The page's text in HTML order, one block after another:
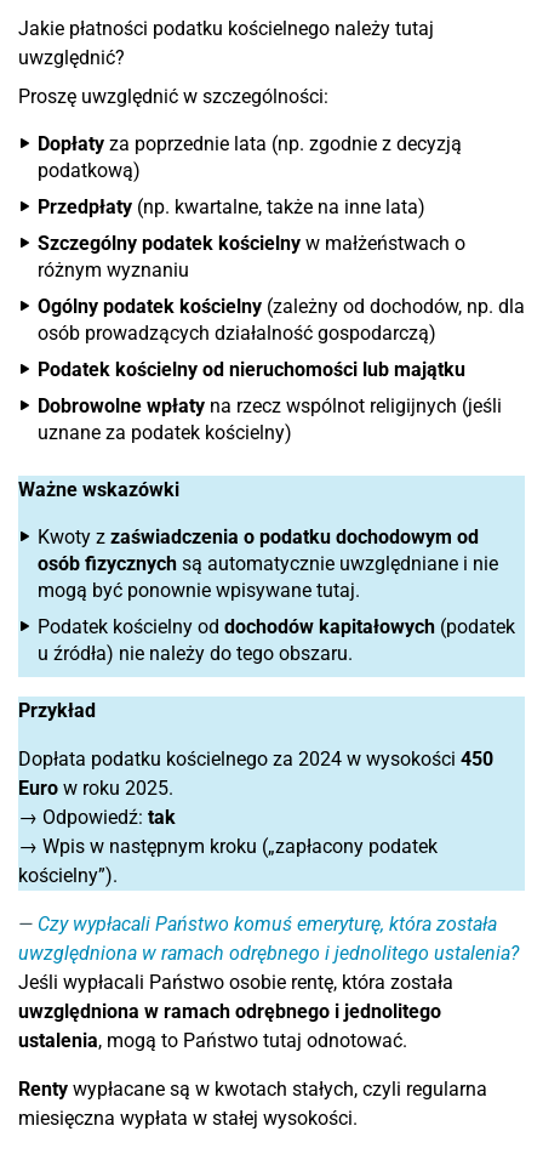
Jakie płatności podatku kościelnego należy tutaj
uwzględnić?
Proszę uwzględnić w szczególności:
Dopłaty za poprzednie lata (np. zgodnie z decyzją
podatkową)
Przedpłaty (np. kwartalne, także na inne lata)
Szczególny podatek kościelny w małżeństwach o
różnym wyznaniu
Ogólny podatek kościelny (zależny od dochodów, np. dla
osób prowadzących działalność gospodarczą)
Podatek kościelny od nieruchomości lub majątku
Dobrowolne wpłaty na rzecz wspólnot religijnych (jeśli
uznane za podatek kościelny)
Ważne wskazówki
Kwoty z zaświadczenia o podatku dochodowym od
osób fizycznych są automatycznie uwzględniane i nie
mogą być ponownie wpisywane tutaj.
Podatek kościelny od dochodów kapitałowych (podatek
u źródła) nie należy do tego obszaru.
Przykład
Dopłata podatku kościelnego za 2024 w wysokości 450
Euro w roku 2025.
→ Odpowiedź: tak
→ Wpis w następnym kroku („zapłacony podatek
kościelny”).
Czy wypłacali Państwo komuś emeryturę, która została
uwzględniona w ramach odrębnego i jednolitego ustalenia?
Jeśli wypłacali Państwo osobie rentę, która została
uwzględniona w ramach odrębnego i jednolitego
ustalenia, mogą to Państwo tutaj odnotować.
Renty wypłacane są w kwotach stałych, czyli regularna
miesięczna wypłata w stałej wysokości.